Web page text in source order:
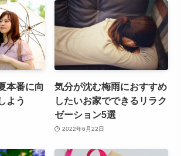
本番に向
よう
気分が沈む梅雨におすすめ
したいお家でできるリラク
ゼーション5選
2022年6月22日